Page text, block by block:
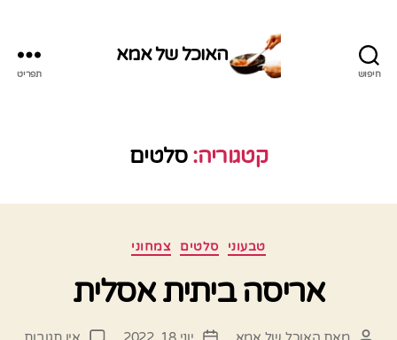
חיפוש
האוכל של אמא
תפריט
קטגוריה: סלטים
קטגוריות טבעוני סלטים צמחוני
אריסה ביתית אסלית
על